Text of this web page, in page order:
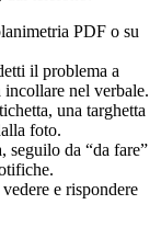
PDF o su
il problema a
nel verbale.
una targhetta
foto.
seguilo da “da fare”
e rispondere